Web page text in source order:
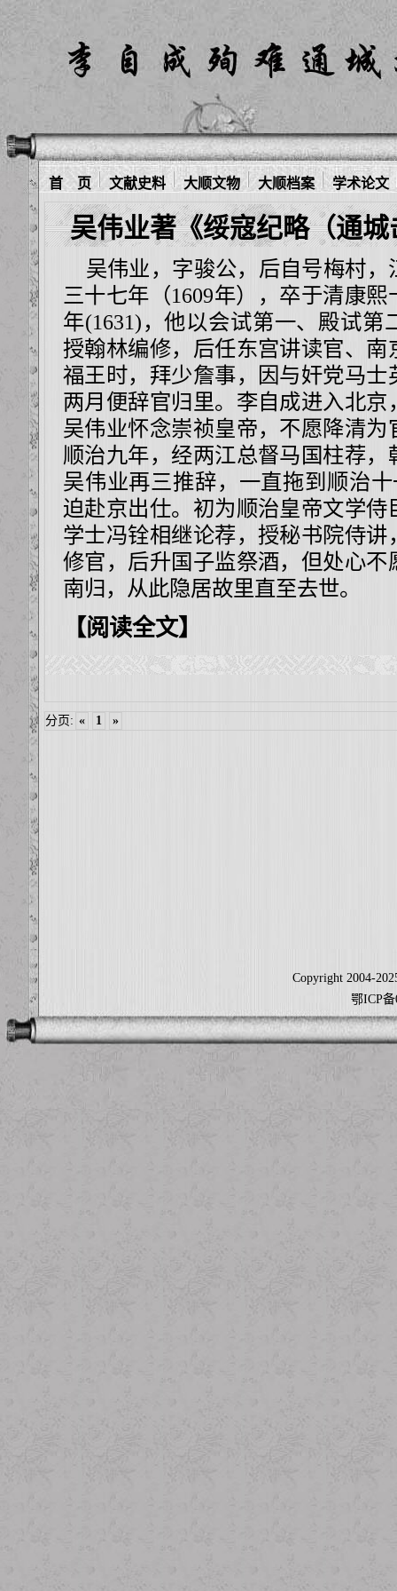
首 页 文献史料 大顺文物 大顺档案 学术论文
吴伟业著《绥寇纪略（通
吴伟业，字骏公，后自号梅村，
三十七年（1609年），卒于清康
年(1631)，他以会试第一、殿试第
授翰林编修，后任东宫讲读官、
福王时，拜少詹事，因与奸党马
两月便辞官归里。李自成进入北
吴伟业怀念崇祯皇帝，不愿降清
顺治九年，经两江总督马国柱荐
吴伟业再三推辞，一直拖到顺治
迫赴京出仕。初为顺治皇帝文学
学士冯铨相继论荐，授秘书院侍
修官，后升国子监祭酒，但处心
南归，从此隐居故里直至去世。
【阅读全文】
分页: « 1 »
Copyright 2004-
鄂ICP备